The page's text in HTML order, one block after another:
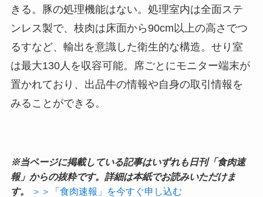
きる。豚の処理機能はない。処理室内は全面ステ
ンレス製で、枝肉は床面から90cm以上の高さでつ
るすなど、輸出を意識した衛生的な構造。せり室
は最大130人を収容可能。席ごとにモニター端末が
置かれており、出品牛の情報や自身の取引情報を
みることができる。
※当ページに掲載している記事はいずれも日刊「食肉速
報」からの抜粋です。詳細は本紙でお読みいただけま
す。
＞＞「食肉速報」を今すぐ申し込む